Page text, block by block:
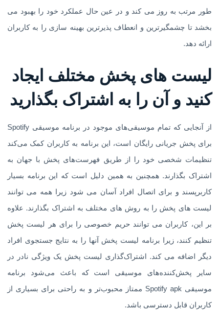
طور مرتب به روز می کند و در عین حال عملکرد خود را بهبود می
بخشد تا چشمگیرترین و انعطاف پذیرترین بهینه سازی را به کاربران
ارائه دهد.
لیست های پخش مختلف ایجاد
کنید و آن را به اشتراک بگذارید
از آنجایی که تمام موسیقی‌های موجود در برنامه موسیقی Spotify
برای پخش جریانی رایگان است، این برنامه به کاربران کمک می‌کند
تنظیمات شخصی خود را از طریق فهرست‌های پخش با جهان به
اشتراک بگذارند. همچنین به همین دلیل است که این برنامه بسیار
کاربرپسند و برای اتصال افراد آسان می شود زیرا همه می توانند
لیست های پخش را به روش های مختلف به اشتراک بگذارند. علاوه
بر این، کاربران می توانند حریم خصوصی را برای هر لیست پخش
تنظیم کنند، زیرا برنامه لیست پخش آنها را به نتایج جستجوی افراد
دیگر اضافه می کند. اشتراک‌گذاری لیست پخش یک ویژگی نادر در
سایر پخش‌کننده‌های موسیقی است که باعث می‌شود برنامه
موسیقی Spotify apk ممتاز محبوب‌تر و به راحتی برای بسیاری از
کاربران قابل دسترسی باشد.